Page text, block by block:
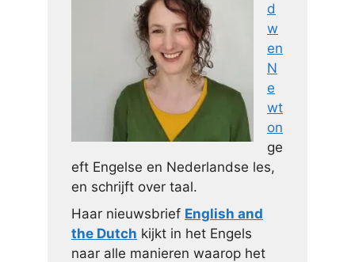
d
w
en
N
e
wt
on
ge
eft Engelse en Nederlandse les,
en schrijft over taal.
Haar nieuwsbrief English and
the Dutch kijkt in het Engels
naar alle manieren waarop het